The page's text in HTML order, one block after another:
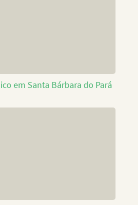
em Santa Bárbara do Pará